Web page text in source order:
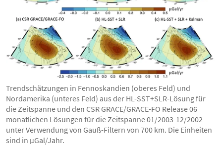
Trendschätzungen in Fennoskandien (oberes Feld) und
Nordamerika (unteres Feld) aus der HL-SST+SLR-Lösung für
die Zeitspanne und den CSR GRACE/GRACE-FO Release 06
monatlichen Lösungen für die Zeitspanne 01/2003-12/2002
unter Verwendung von Gauß-Filtern von 700 km. Die Einheiten
sind in µGal/Jahr.